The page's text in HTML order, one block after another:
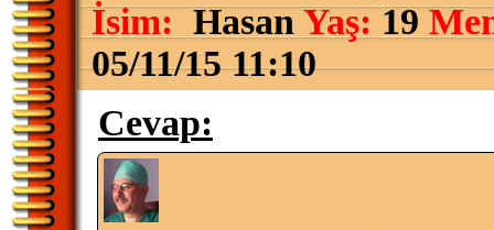
İsim:HasanYaş:19
05/11/15 11:10
Cevap: